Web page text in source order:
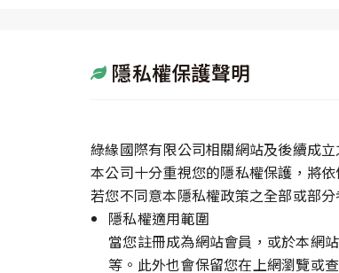
隱私權保護聲明
綠緣國際有限公司相關網站及後續成
本公司十分重視您的隱私權保護，將
若您不同意本隱私權政策之全部或部
隱私權適用範圍
當您註冊成為網站會員，或於本網
等。此外也會保留您在上網瀏覽或